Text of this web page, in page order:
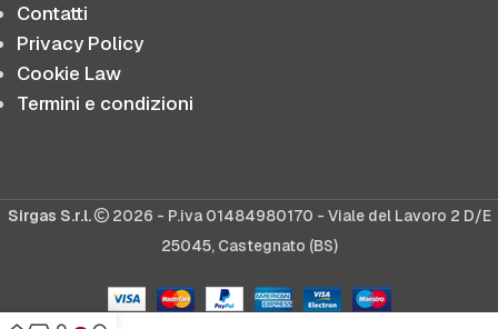
Contatti
Privacy Policy
Cookie Law
Termini e condizioni
Sirgas S.r.l.
2026 - P.iva 01484980170 - Viale del Lavoro 2 D/E
25045, Castegnato (BS)